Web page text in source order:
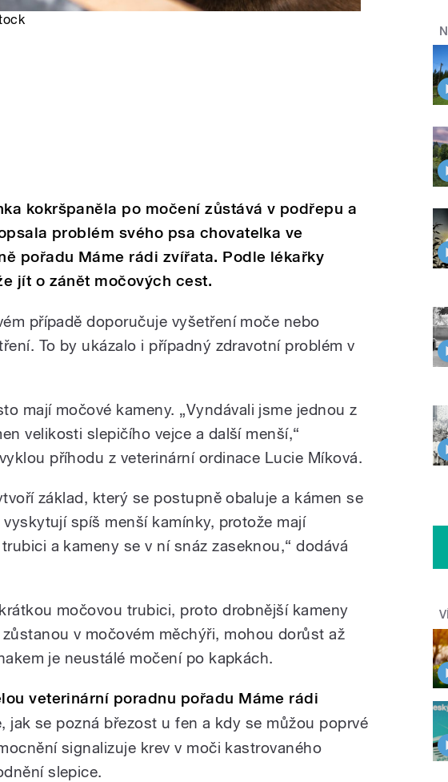
kokršpaněla po močení zůstává v podřepu a
problém svého psa chovatelka ve
pořadu Máme rádi zvířata. Podle lékařky
jít o zánět močových cest.
případě doporučuje vyšetření moče nebo
To by ukázalo i případný zdravotní problém v
mají močové kameny. „Vyndávali jsme jednou z
velikosti slepičího vejce a další menší,“
příhodu z veterinární ordinace Lucie Míková.
základ, který se postupně obaluje a kámen se
spíš menší kamínky, protože mají
a kameny se v ní snáz zaseknou,“ dodává
močovou trubici, proto drobnější kameny
v močovém měchýři, mohou dorůst až
je neustálé močení po kapkách.
veterinární poradnu pořadu Máme rádi
jak se pozná březost u fen a kdy se můžou poprvé
signalizuje krev v moči kastrovaného
slepice.